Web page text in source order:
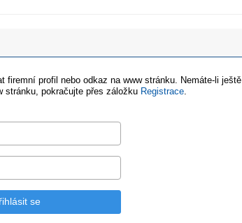
firemní profil nebo odkaz na www stránku. Nemáte-li ještě
stránku, pokračujte přes záložku Registrace